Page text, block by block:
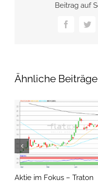
Beitrag auf
Facebook
Ähnliche Beiträge
Aktie im Fokus – Traton